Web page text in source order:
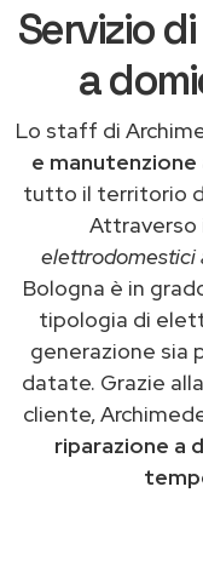
Servizio
a
Lo staff di
e
tutto il territorio
Attraverso
elettrodomestici
Bologna è in
tipologia di
generazione sia
datate. Grazie
cliente,
riparazione a